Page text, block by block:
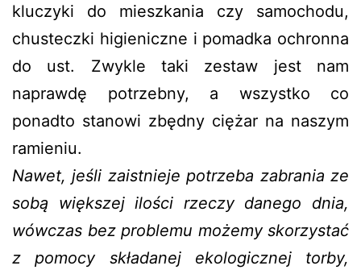
kluczyki do mieszkania czy samochodu,
chusteczki higieniczne i pomadka ochronna
do ust. Zwykle taki zestaw jest nam
naprawdę potrzebny, a wszystko co
ponadto stanowi zbędny ciężar na naszym
ramieniu.
Nawet, jeśli zaistnieje potrzeba zabrania ze
sobą większej ilości rzeczy danego dnia,
wówczas bez problemu możemy skorzystać
z pomocy składanej ekologicznej torby,